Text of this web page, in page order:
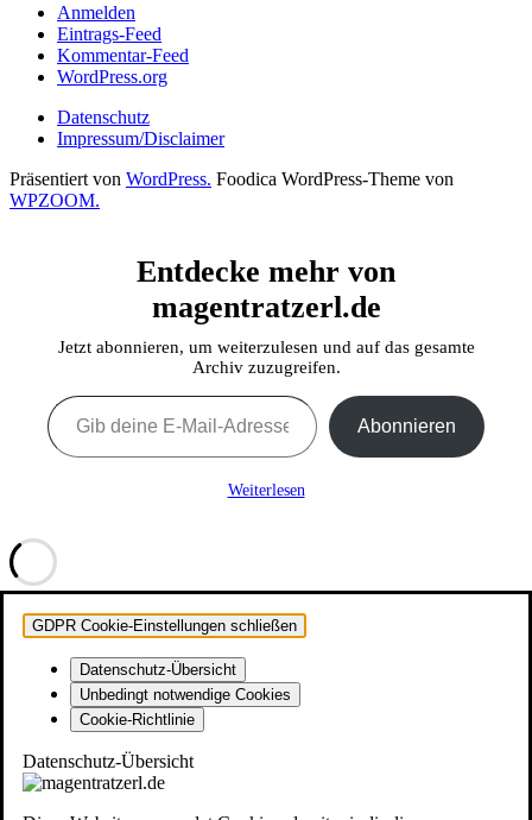
Anmelden
Eintrags-Feed
Kommentar-Feed
WordPress.org
Datenschutz
Impressum/Disclaimer
Präsentiert von WordPress. Foodica WordPress-Theme von
WPZOOM.
Entdecke mehr von
magentratzerl.de
Jetzt abonnieren, um weiterzulesen und auf das gesamte
Archiv zuzugreifen.
Gib deine E-Mail-Adresse ein ...
Abonnieren
Weiterlesen
GDPR Cookie-Einstellungen schließen
Datenschutz-Übersicht
Unbedingt notwendige Cookies
Cookie-Richtlinie
Datenschutz-Übersicht